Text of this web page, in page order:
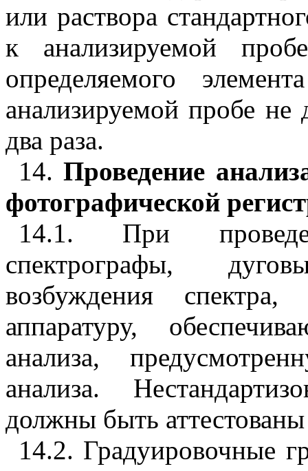
или раствора
к анализируемой
определяемого
анализируемой пробе не
два раза.
14.Проведение
фотографической
14.1. При
спектрографы,
возбуждения
аппаратуру,
анализа,
анализа.
должны быть
14.2. Градуировочные